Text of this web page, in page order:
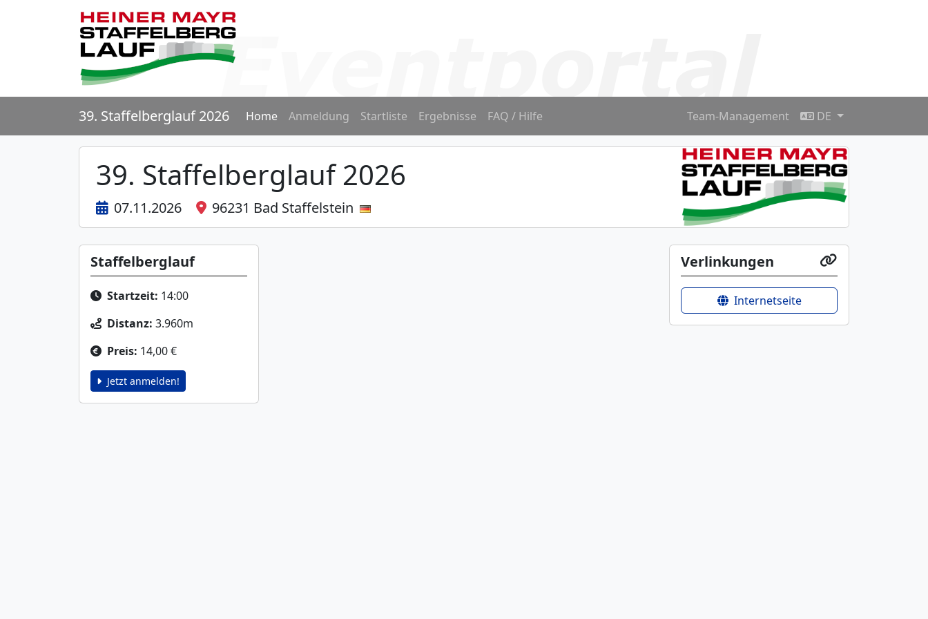
39. Staffelberglauf 2026 Home Anmeldung Startliste Ergebnisse FAQ / Hilfe Team-Management DE
39. Staffelberglauf 2026
07.11.2026 96231 Bad Staffelstein
Staffelberglauf
Startzeit: 14:00
Distanz: 3.960m
Preis: 14,00 €
Jetzt anmelden!
Verlinkungen
Internetseite